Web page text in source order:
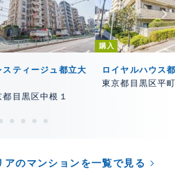
スティージュ都立大
都目黒区中根１
購入
ロイヤルハウス
東京都目黒区平
アのマンションを一覧で見る